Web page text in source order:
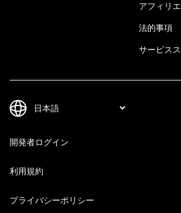
アフィリ
法的事項
サービス
開発者ログイン
利用規約
プライバシーポリシー